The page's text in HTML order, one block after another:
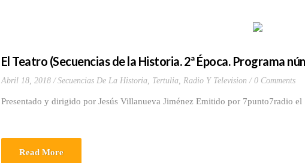
El Teatro (Secuencias de la Historia. 2ª Época. Programa
Abril 18, 2018 Secuencias De La Historia, Tertulia, Radio Y Television 0 Comments
Presentado y dirigido por Jesús Villanueva Jiménez Emitido por 7punto7radio
Read More